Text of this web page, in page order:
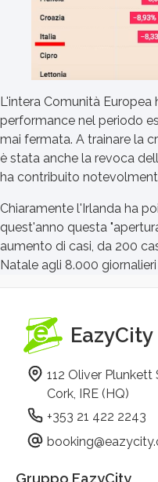
L'intera Comunità Europea
performance nel periodo
mai fermata. A trainare la
è stata anche la revoca
ha contribuito
Chiaramente l'Irlanda ha
quest'anno questa
aumento di casi, da 200
Natale agli 8.000
EazyCity
112 Oliver Plunkett
Cork, IRE (HQ)
+353 21 422 2243